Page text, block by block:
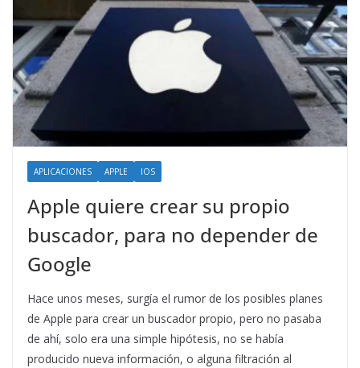
APLICACIONES APPLE IOS
Apple quiere crear su propio
buscador, para no depender de
Google
Hace unos meses, surgía el rumor de los posibles planes
de Apple para crear un buscador propio, pero no pasaba
de ahí, solo era una simple hipótesis, no se había
producido nueva información, o alguna filtración al